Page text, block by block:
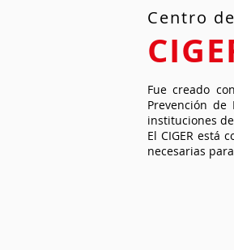
Centro
Fue creado
Prevención
instituciones
El CIGER está
necesarias